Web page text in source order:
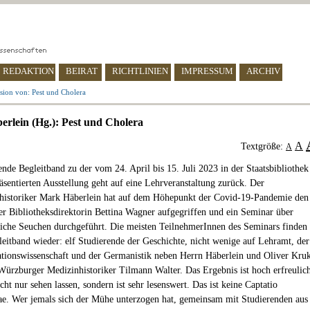
REDAKTION BEIRAT RICHTLINIEN IMPRESSUM ARCHIV
von: Pest und Cholera
(Hg.): Pest und Cholera
Textgröße: A A
Begleitband zu der vom 24. April bis 15. Juli 2023 in der Staatsbibliothek
Ausstellung geht auf eine Lehrveranstaltung zurück. Der
Mark Häberlein hat auf dem Höhepunkt der Covid-19-Pandemie den
Bibliotheksdirektorin Bettina Wagner aufgegriffen und ein Seminar über
Seuchen durchgeführt. Die meisten TeilnehmerInnen des Seminars finden
wieder: elf Studierende der Geschichte, nicht wenige auf Lehramt, der
und der Germanistik neben Herrn Häberlein und Oliver
Medizinhistoriker Tilmann Walter. Das Ergebnis ist hoch
nur sehen lassen, sondern ist sehr lesenswert. Das ist keine Captatio
Wer jemals sich der Mühe unterzogen hat, gemeinsam mit Studierenden aus